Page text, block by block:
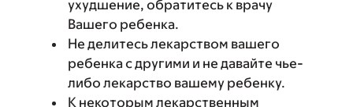
ухудшение, обратитесь к врачу
Вашего ребенка.
Не делитесь лекарством вашего
ребенка с другими и не давайте чье-
либо лекарство вашему ребенку.
К некоторым лекарственным